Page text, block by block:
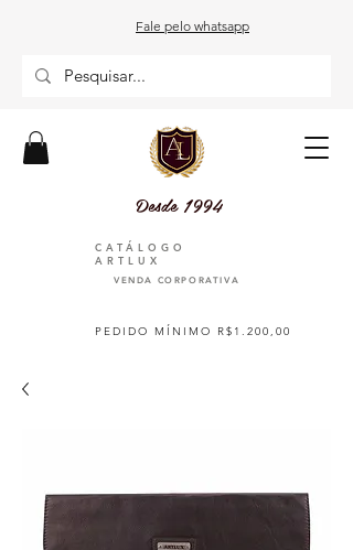
Fale pelo whatsapp
Desde 1994
PEDIDO MÍNIMO R$1.200,00
CATÁLOGO
ARTLUX
VENDA CORPORATIVA